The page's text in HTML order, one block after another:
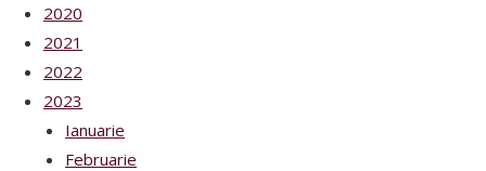
2020
2021
2022
2023
Ianuarie
Februarie